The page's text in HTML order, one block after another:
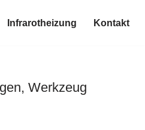
Infrarotheizung Kontakt
Werkzeug